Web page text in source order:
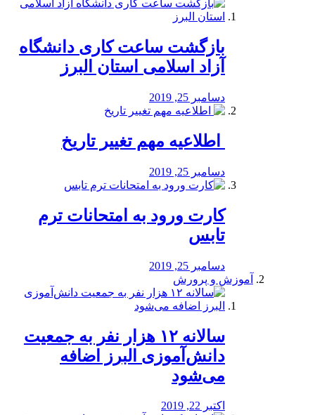
بازگشت ساعت کاری دانشگاه
آزاد اسلامی استان البرز
دسامبر 25, 2019
️ اطلاعیه مهم تغییر تاریخ
دسامبر 25, 2019
کارت ورود به امتحانات ترم
تابس
دسامبر 25, 2019
آموزش و پرورش
️سالانه ۱۲ هزار نفر به جمعیت
دانش‌آموزی البرز اضافه
می‌شود
اکتبر 22, 2019